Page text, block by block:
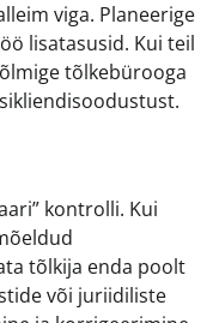
viga. Planeerige
lisatasusid. Kui teil
tõlkebürooga
kontrolli. Kui
tõlkija enda poolt
või juriidiliste